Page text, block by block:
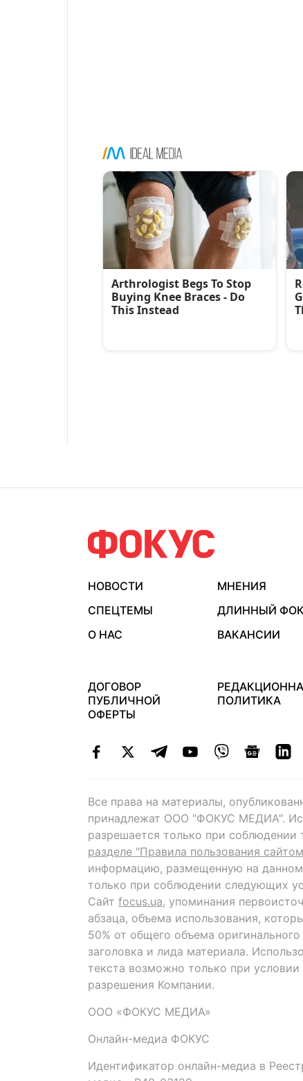
НОВОСТИ МНЕНИЯ
СПЕЦТЕМЫ
ДЛИННЫЙ
О НАС
ВАКАНСИИ
ДОГОВОР
ПУБЛИЧНОЙ
ОФЕРТЫ
ПОЛИТИКА
Все права на материалы,
принадлежат ООО "ФОКУС МЕДИА".
разрешается только при соблюдении
разделе "Правила пользования
информацию, размещенную на данном
только при соблюдении следующих
Сайт focus.ua, упоминания
абзаца, объема использования,
50% от общего объема
заголовка и лида материала.
текста возможно только при условии
разрешения Компании.
ООО «ФОКУС МЕДИА»
Онлайн-медиа ФОКУС
Идентификатор онлайн-медиа в